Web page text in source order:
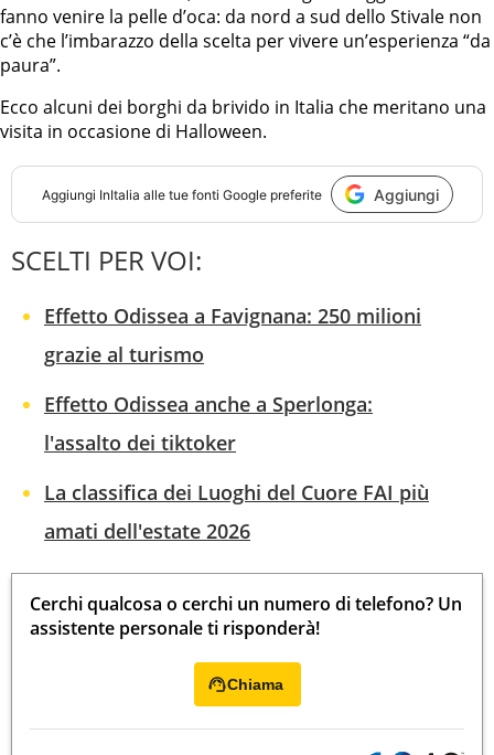
fanno venire la pelle d’oca: da nord a sud dello Stivale non
c’è che l’imbarazzo della scelta per vivere un’esperienza “da
paura”.
Ecco alcuni dei borghi da brivido in Italia che meritano una
visita in occasione di Halloween.
Aggiungi InItalia alle tue fonti Google preferite Aggiungi
SCELTI PER VOI:
Effetto Odissea a Favignana: 250 milioni
grazie al turismo
Effetto Odissea anche a Sperlonga:
l'assalto dei tiktoker
La classifica dei Luoghi del Cuore FAI più
amati dell'estate 2026
Cerchi qualcosa o cerchi un numero di telefono? Un
assistente personale ti risponderà!
Chiama